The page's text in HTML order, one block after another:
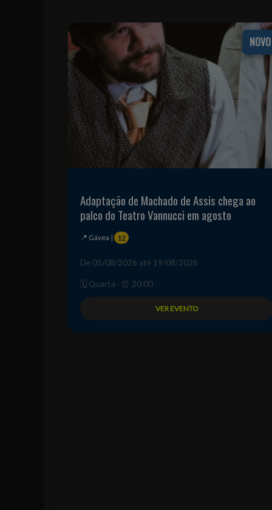
NOVO
Adaptação de Machado de Assis chega ao
palco do Teatro Vannucci em agosto
📍 Gávea | 12
De 05/08/2026 até 19/08/2026
🗓️ Quarta · ⏰ 20:00
VER EVENTO